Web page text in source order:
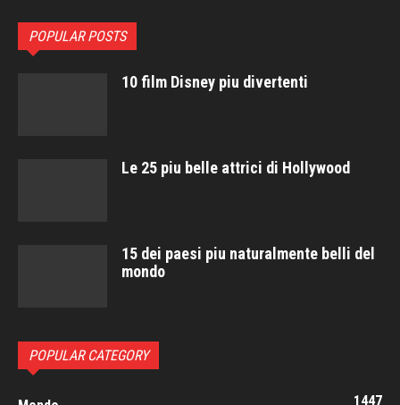
POPULAR POSTS
10 film Disney piu divertenti
Le 25 piu belle attrici di Hollywood
15 dei paesi piu naturalmente belli del
mondo
POPULAR CATEGORY
1447